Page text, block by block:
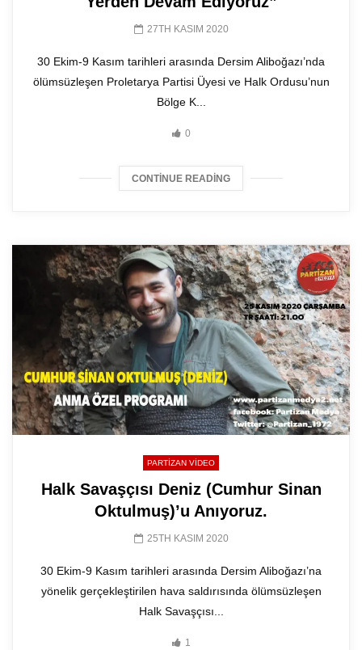
27TH KASIM 2020
30 Ekim-9 Kasım tarihleri arasında Dersim Aliboğazı’nda
ölümsüzleşen Proletarya Partisi Üyesi ve Halk Ordusu’nun
Bölge K...
0
CONTINUE READING
PARTIZAN VIDEO
Halk Savaşçısı Deniz (Cumhur Sinan
Oktulmuş)’u Anıyoruz.
25TH KASIM 2020
30 Ekim-9 Kasım tarihleri arasında Dersim Aliboğazı’na
yönelik gerçekleştirilen hava saldırısında ölümsüzleşen
Halk Savaşçısı...
1